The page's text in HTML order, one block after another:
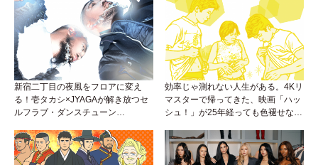
新宿二丁目の夜風をフロアに変え
る！壱タカシ×JYAGAが解き放つセ
ルフラブ・ダンスチューン
効率じゃ測れない人生がある。4Kリ
マスターで帰ってきた、映画「ハッ
シュ！」が25年経っても色褪せない